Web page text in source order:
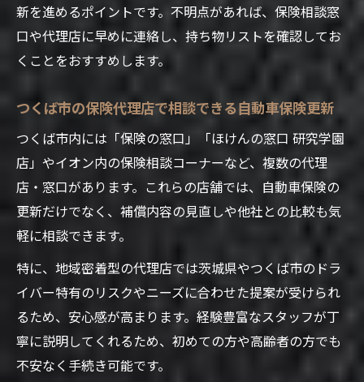
新を進めるポイントです。不明点があれば、保険相談窓
口や代理店に早めに連絡し、持ち物リストを確認してお
くことをおすすめします。
つくば市の保険代理店で相談できる自動車保険更新
つくば市内には「保険の窓口」「ほけんの窓口 研究学園
店」やイオン内の保険相談コーナーなど、複数の代理
店・窓口があります。これらの店舗では、自動車保険の
更新だけでなく、補償内容の見直しや他社との比較も気
軽に相談できます。
特に、地域密着型の代理店では茨城県やつくば市のドラ
イバー特有のリスクやニーズに合わせた提案が受けられ
るため、安心感が高まります。経験豊富なスタッフが丁
寧に説明してくれるため、初めての方や高齢者の方でも
不安なく手続き可能です。